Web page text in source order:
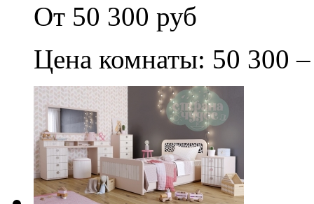
От 50 300 руб
Цена комнаты: 50 300